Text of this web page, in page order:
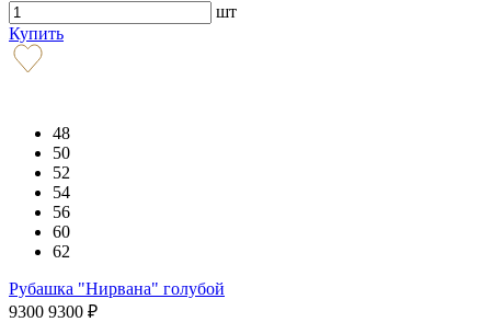
шт
Купить
48
50
52
54
56
60
62
Рубашка "Нирвана" голубой
9300 9300 ₽